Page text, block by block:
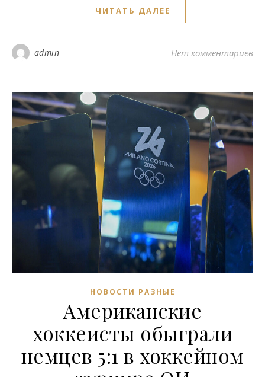
ЧИТАТЬ ДАЛЕЕ
admin Нет комментариев
НОВОСТИ РАЗНЫЕ
Американские
хоккеисты обыграли
немцев 5:1 в хоккейном